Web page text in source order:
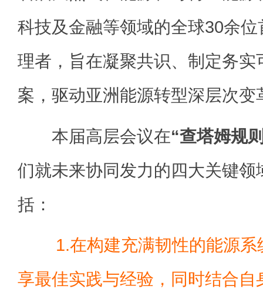
科技及金融等领域的全球30余
理者，旨在凝聚共识、制定务实
案，驱动亚洲能源转型深层次变
本届高层会议在“查塔姆规
们就未来协同发力的四大关键领
括：
1.在构建充满韧性的能源
享最佳实践与经验，同时结合自